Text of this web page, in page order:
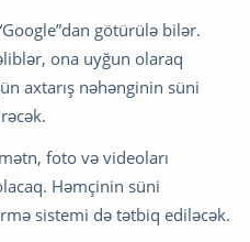
götürülə bilər.
ona uyğun olaraq
axtarış nəhənginin süni
foto və videoları
Həmçinin süni
sistemi də tətbiq ediləcək.